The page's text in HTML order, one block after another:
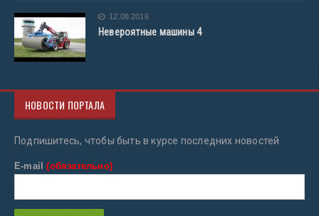
12.08.2016
Невероятные машины 4
НОВОСТИ ПОРТАЛА
Подпишитесь, чтобы быть в курсе последних новостей.
E-mail(обязательно)